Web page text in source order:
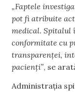
„Faptele
pot fi atribuite
medical. Spitalul
conformitate cu
transparenței,
pacienți”, se
Administrația